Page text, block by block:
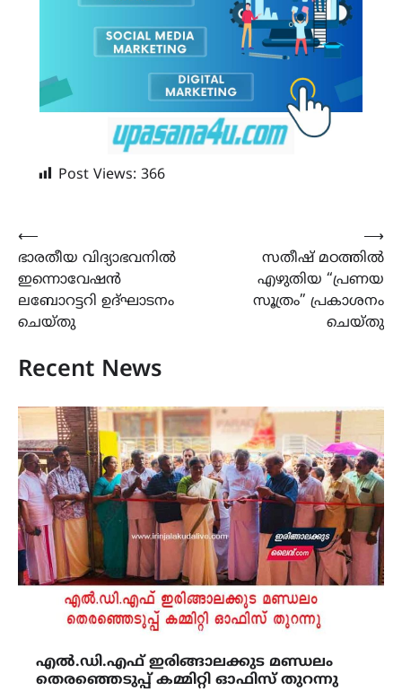
Post Views: 366
Post
navigation
⟵
ഭാരതീയ വിദ്യാഭവനിൽ
ഇന്നൊവേഷൻ
ലബോറട്ടറി ഉദ്ഘാടനം
ചെയ്തു
സതീഷ് മഠത്തിൽ
എഴുതിയ “പ്രണയ
സൂത്രം” പ്രകാശനം
ചെയ്തു
⟶
Recent News
എൽ.ഡി.എഫ് ഇരിങ്ങാലക്കുട മണ്ഡലം
തെരഞ്ഞെടുപ്പ് കമ്മിറ്റി ഓഫിസ് തുറന്നു